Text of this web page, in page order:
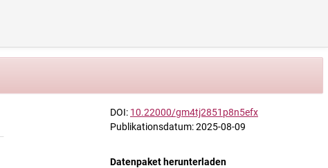
DOI: 10.22000/gm4tj2851p8n5efx
Publikationsdatum: 2025-08-09
Datenpaket herunterladen